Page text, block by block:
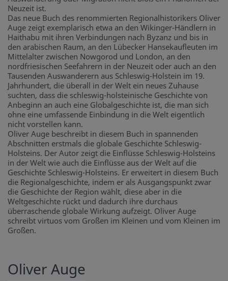
Neuzeit ist.
Das neue Buch des renommierten Regionalhistorikers Oliver
Auge zeigt exemplarisch etwa an den Wikinger-Händlern in
Haithabu mit ihren Verbindungen nach Byzanz und bis in
den arabischen Raum, an den Lübecker Hansekaufleuten im
Mittelalter zwischen Nowgorod und London, an den
nordfriesischen Seefahrern in der Neuzeit oder auch an den
Tausenden Auswanderern aus Schleswig-Holstein im 19.
Jahrhundert, die überall in der Welt ein neues Zuhause
suchten, dass die schleswig-holsteinische Geschichte von
Anbeginn an auch eine Globalgeschichte ist, die man sich
ohne eine umfassende Einbindung in die Welt eigentlich
nicht vorstellen kann.
Oliver Auge beschreibt in diesem Buch in spannenden
Abschnitten erstmals die globale Geschichte Schleswig-
Holsteins. Der Autor zeigt die Einflüsse Schleswig-Holsteins
in der Welt wie auch die Einflüsse aus der Welt auf die
Geschichte Schleswig-Holsteins. Er erweitert in diesem Buch
die Regionalgeschichte, indem er als Ausgangspunkt zwar
die Geschichte der Region wählt, diese aber in die
Weltgeschichte rückt und dadurch ihre durchaus
überraschende globale Wirkung aufzeigt. Oliver Auge
schreibt virtuos vom Großen im Kleinen und vom Kleinen im
Großen.
Oliver Auge